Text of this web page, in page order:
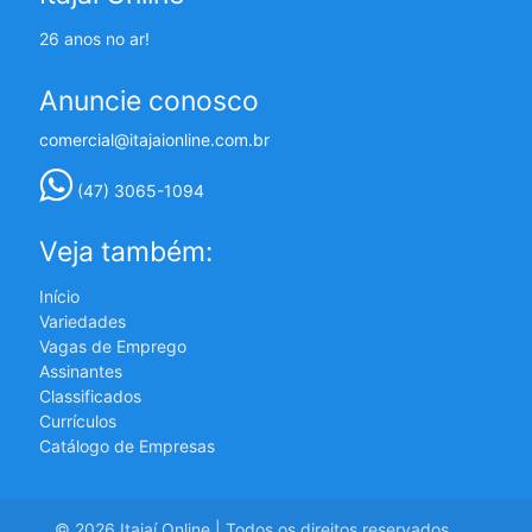
26 anos no ar!
Anuncie conosco
comercial@itajaionline.com.br
(47) 3065-1094
Veja também:
Início
Variedades
Vagas de Emprego
Assinantes
Classificados
Currículos
Catálogo de Empresas